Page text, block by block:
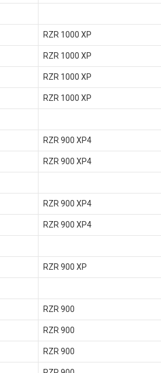
RZR 1000 XP
RZR 1000 XP
RZR 1000 XP
RZR 1000 XP
RZR 900 XP4
RZR 900 XP4
RZR 900 XP4
RZR 900 XP4
RZR 900 XP
RZR 900
RZR 900
RZR 900